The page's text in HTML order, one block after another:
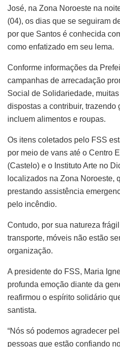
José, na Zona Noroeste na
(04), os dias que se seguiram
por que Santos é conhecida
como enfatizado em seu lema.
Conforme informações da
campanhas de arrecadação
Social de Solidariedade,
dispostas a contribuir, trazendo
incluem alimentos e roupas.
Os itens coletados pelo FSS
por meio de vans até o Centro
(Castelo) e o Instituto Arte no
localizados na Zona Noroeste,
prestando assistência
pelo incêndio.
Contudo, por sua natureza
transporte, móveis não estão
organização.
A presidente do FSS, Maria
profunda emoção diante da
reafirmou o espírito solidário
santista.
“Nós só podemos agradecer
pessoas que estão confiando